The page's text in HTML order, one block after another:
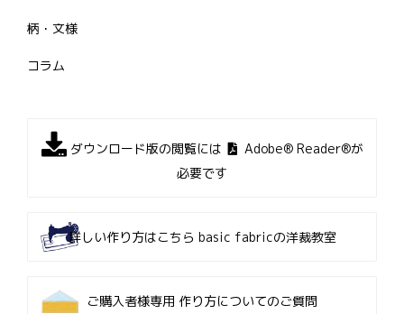
柄・文様
コラム
ダウンロード版の閲覧には
Adobe® Reader®が
必要です
詳しい作り方はこちら basic fabricの洋裁教室
ご購入者様専用 作り方についてのご質問